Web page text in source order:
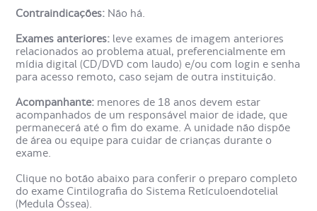
recebe injeção endovenosa de medicação levemente
radioativa, que se liga ao grupo de células que formam a
medula óssea.
Aguarda-se um determinado intervalo de tempo, indicado
pelo médico, e retorna-se à clínica para captura das
visualizar o interior dos ossos, com enfoque na medula
óssea.
Para que serve a cintilografia do
sistema reticuloendotelial?
Contraindicações: Não há.
Exames anteriores: leve exames de imagem anteriores
relacionados ao problema atual, preferencialmente em
mídia digital (CD/DVD com laudo) e/ou com login e senha
para acesso remoto, caso sejam de outra instituição.
Acompanhante: menores de 18 anos devem estar
acompanhados de um responsável maior de idade, que
permanecerá até o fim do exame. A unidade não dispõe
de área ou equipe para cuidar de crianças durante o
exame.
Clique no botão abaixo para conferir o preparo completo
do exame Cintilografia do Sistema Retículoendotelial
(Medula Óssea).